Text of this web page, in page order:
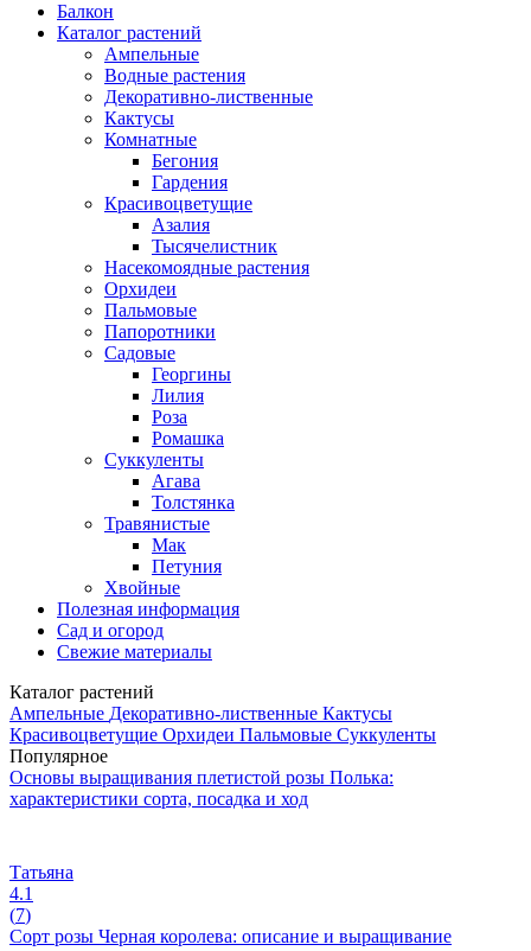
Балкон
Каталог растений
Ампельные
Водные растения
Декоративно-лиственные
Кактусы
Комнатные
Бегония
Гардения
Красивоцветущие
Азалия
Тысячелистник
Насекомоядные растения
Орхидеи
Пальмовые
Папоротники
Садовые
Георгины
Лилия
Роза
Ромашка
Суккуленты
Агава
Толстянка
Травянистые
Мак
Петуния
Хвойные
Полезная информация
Сад и огород
Свежие материалы
Каталог растений
Ампельные Декоративно-лиственные Кактусы
Красивоцветущие Орхидеи Пальмовые Суккуленты
Популярное
Основы выращивания плетистой розы Полька:
характеристики сорта, посадка и ход
Татьяна
4.1
(7)
Сорт розы Черная королева: описание и выращивание